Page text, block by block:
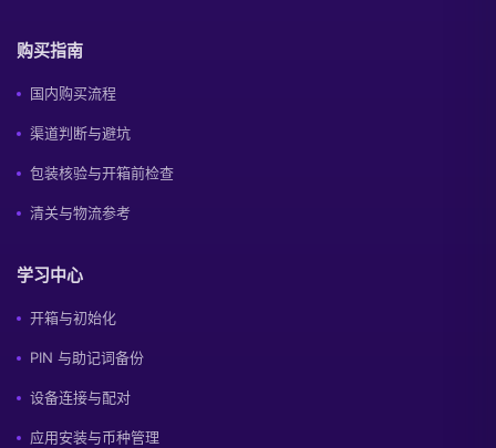
购买指南
国内购买流程
渠道判断与避坑
包装核验与开箱前检查
清关与物流参考
学习中心
开箱与初始化
PIN 与助记词备份
设备连接与配对
应用安装与币种管理